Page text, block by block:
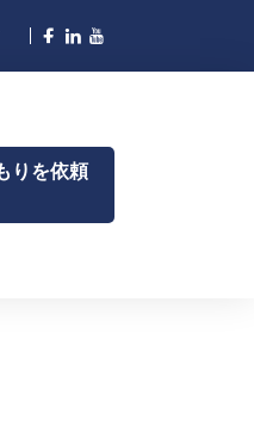
りを依頼